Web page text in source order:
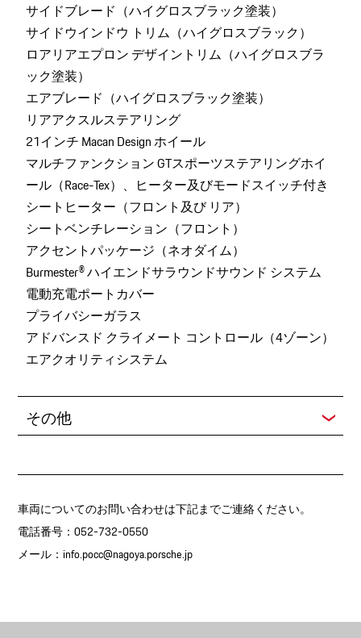
サイドブレード（ハイグロスブラック塗装）
サイドウインドウ トリム（ハイグロスブラック）
ロアリアエプロン デザイントリム（ハイグロスブラ
ック塗装）
エアブレード（ハイグロスブラック塗装）
リアアクスルステアリング
21インチ Macan Design ホイール
マルチファンクション GTスポーツステアリングホイ
ール（Race-Tex）、ヒーター及びモードスイッチ付き
シートヒーター（フロント及び リア）
シートベンチレーション（フロント）
アクセントパッケージ（ネオダイム）
Burmester® ハイエンドサラウンドサウンド システム
電動充電ポートカバー
プライバシーガラス
アドバンスド クライメート コントロール（4ゾーン）
エアクオリティシステム
その他
車両についてのお問い合わせは下記までご連絡ください。
電話番号：052-732-0550
メール： info.pocc@nagoya.porsche.jp